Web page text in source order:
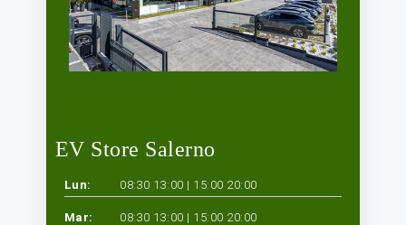
EV Store Salerno
Lun: 08:30 13:00 | 15:00 20:00
Mar: 08:30 13:00 | 15:00 20:00